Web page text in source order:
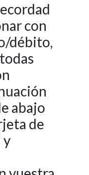
con
débito,
abajo
de
y